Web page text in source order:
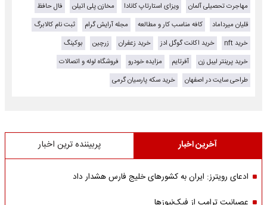
مهاجرت تحصیلی آلمان
ویزای استارتاپ کانادا مخازن پلی اتیلن
فال حافظ
قلیان میرداماد
کافه مناسب کار و مطالعه مجله آرایش گرام
ثبت نام کالابرگ
خرید nft
خرید اکانت گوگل ادز خرید زعفران زرچین
بوکینگ
خرید پرینتر لیبل زن
آفرتایم مزایده خودرو
فروشگاه لوله و اتصالات
طراحی سایت در اصفهان
خرید سکه پارسیان گرمی
آخرین اخبار پربیننده ترین اخبار
ادعای رویترز: ایران به کشورهای خلیج فارس هشدار داد